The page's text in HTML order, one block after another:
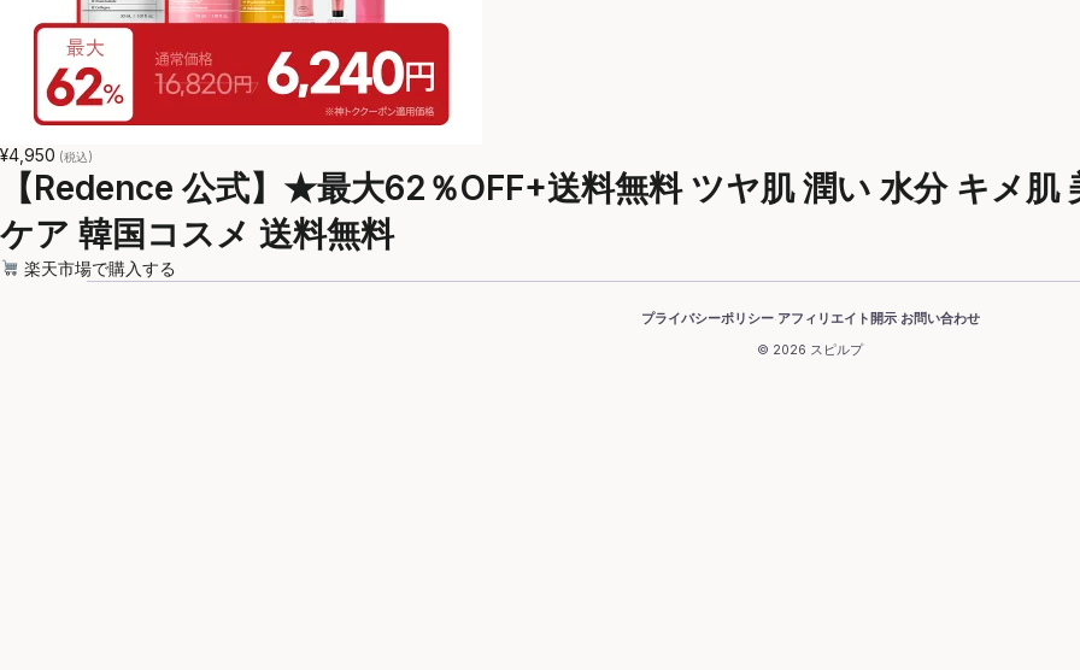
¥4,950 (税込)
【Redence 公式】★最大62％OFF+送料無料 ツヤ肌 潤い 水分 キメ肌
ケア 韓国コスメ 送料無料
楽天市場で購入する
プライバシーポリシー·アフィリエイト開示·お問い合わせ
© 2026 スピルプ